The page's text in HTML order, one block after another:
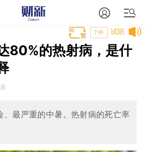
试听
T中
80%的热射病，是什
、最严重的中暑。热射病的死亡率